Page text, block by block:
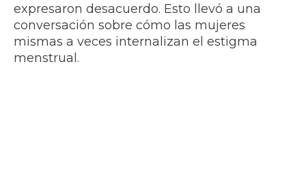
expresaron desacuerdo. Esto llevó a una
conversación sobre cómo las mujeres
mismas a veces internalizan el estigma
menstrual.